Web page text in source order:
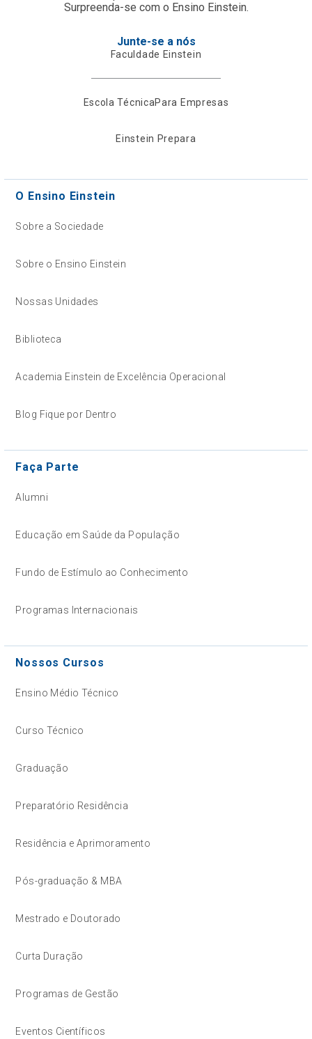
Surpreenda-se com o Ensino Einstein.
Junte-se a nós
Faculdade Einstein
Escola TécnicaPara Empresas
Einstein Prepara
O Ensino Einstein
Sobre a Sociedade
Sobre o Ensino Einstein
Nossas Unidades
Biblioteca
Academia Einstein de Excelência Operacional
Blog Fique por Dentro
Faça Parte
Alumni
Educação em Saúde da População
Fundo de Estímulo ao Conhecimento
Programas Internacionais
Nossos Cursos
Ensino Médio Técnico
Curso Técnico
Graduação
Preparatório Residência
Residência e Aprimoramento
Pós-graduação & MBA
Mestrado e Doutorado
Curta Duração
Programas de Gestão
Eventos Científicos